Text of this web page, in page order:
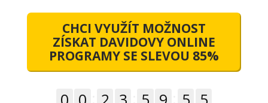
CHCI VYUŽÍT MOŽNOST
ZÍSKAT DAVIDOVY ONLINE
PROGRAMY SE SLEVOU 85%